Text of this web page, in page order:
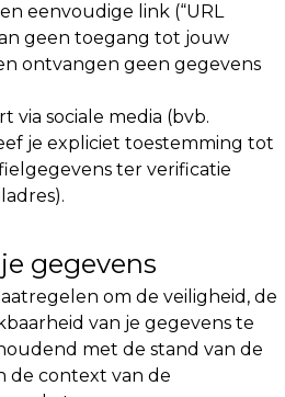
eenvoudige link (“URL
geen toegang tot jouw
ontvangen geen gegevens
via sociale media (bvb.
je expliciet toestemming tot
ter verificatie
gegevens
om de veiligheid, de
van je gegevens te
met de stand van de
de context van de